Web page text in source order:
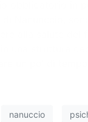
nanuccio